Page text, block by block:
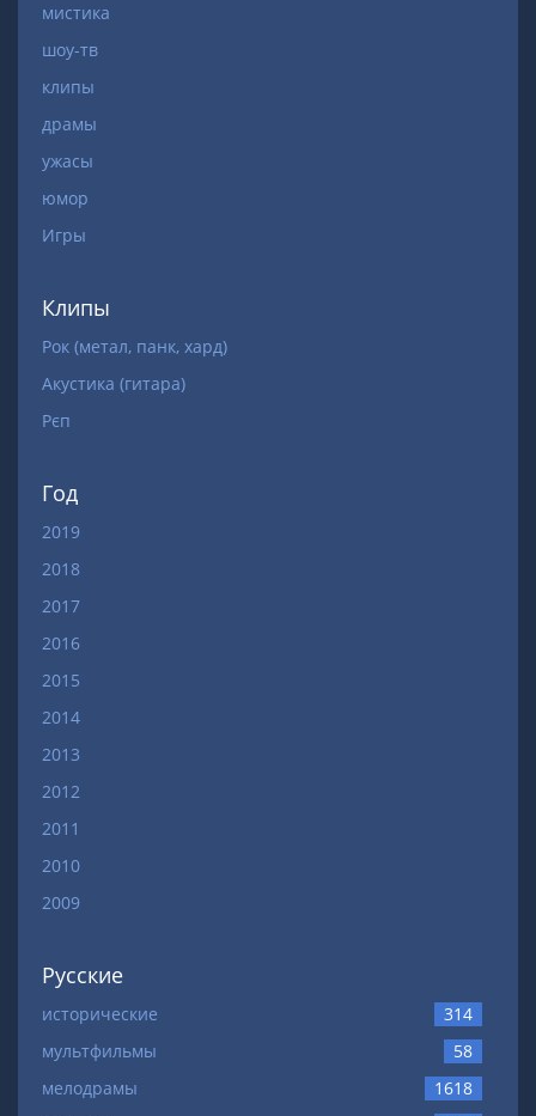
мистика
шоу-тв
клипы
драмы
ужасы
юмор
Игры
Клипы
Рок (метал, панк, хард)
Акустика (гитара)
Рєп
Год
2019
2018
2017
2016
2015
2014
2013
2012
2011
2010
2009
Русские
исторические
314
мультфильмы
58
мелодрамы
1618